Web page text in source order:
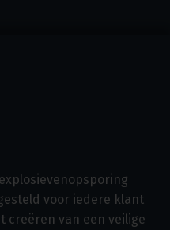
voor iedere klant
creëren van een veilige